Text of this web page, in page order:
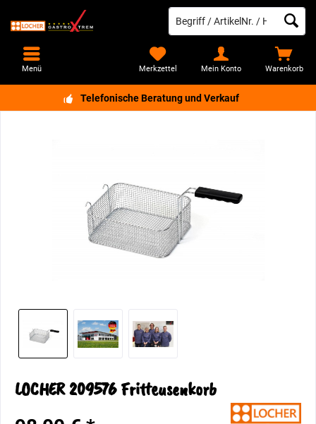
Telefonische Beratung und Verkauf
Warenkorb
Merkzettel Mein Konto
Menü
LOCHER 209576 Fritteusenkorb